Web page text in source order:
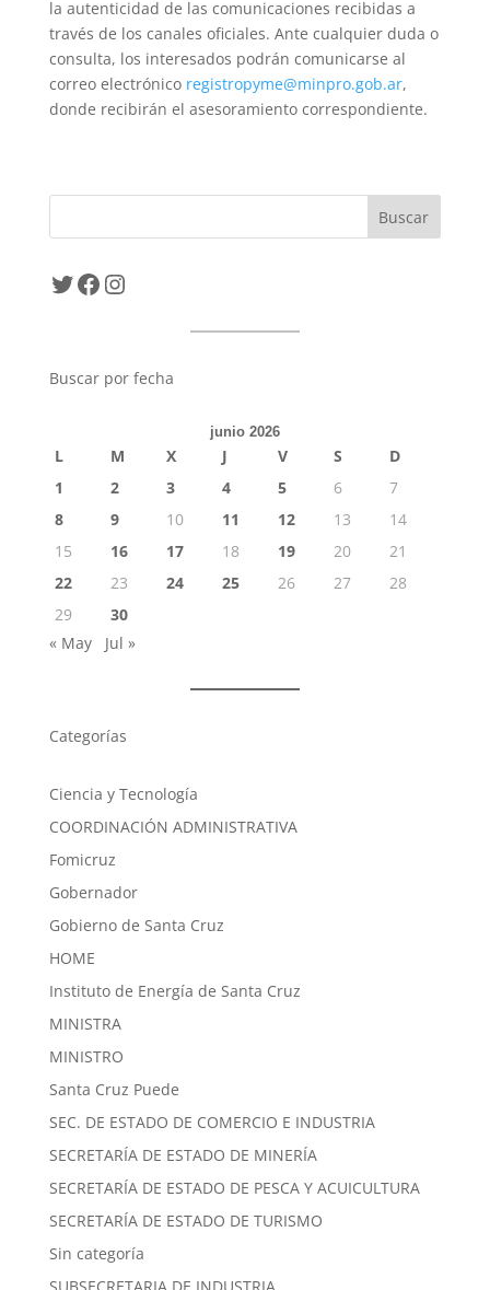
la autenticidad de las comunicaciones recibidas a
través de los canales oficiales. Ante cualquier duda o
consulta, los interesados podrán comunicarse al
correo electrónico registropyme@minpro.gob.ar,
donde recibirán el asesoramiento correspondiente.
Twitter
Facebook
Instagram
Buscar por fecha
junio 2026
L M X J V S
D
1
2 3 4 5 6
7
8
9 10 11 12 13
14
15
16 17 18 19 20
21
22
23 24 25 26 27
28
29
30
« May
Jul »
Categorías
Ciencia y Tecnología
COORDINACIÓN ADMINISTRATIVA
Fomicruz
Gobernador
Gobierno de Santa Cruz
HOME
Instituto de Energía de Santa Cruz
MINISTRA
MINISTRO
Santa Cruz Puede
SEC. DE ESTADO DE COMERCIO E INDUSTRIA
SECRETARÍA DE ESTADO DE MINERÍA
SECRETARÍA DE ESTADO DE PESCA Y ACUICULTURA
SECRETARÍA DE ESTADO DE TURISMO
Sin categoría